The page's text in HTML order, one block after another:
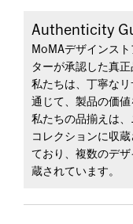
Authenticity
MoMAデザインス
ターが承認した真正
私たちは、丁寧な
通じて、製品の価値
私たちの品揃えは
コレクションに収
ており、複数のデ
蔵されています。